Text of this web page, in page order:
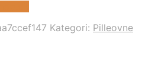
Kategori: Pilleovne